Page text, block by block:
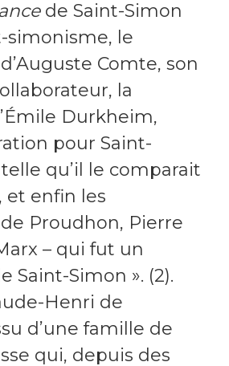
de Saint-Simon
simonisme, le
Comte, son
la
Durkheim,
pour Saint-
qu’il le comparait
et enfin les
Proudhon, Pierre
– qui fut un
Saint-Simon ». (2).
Henri de
d’une famille de
qui, depuis des